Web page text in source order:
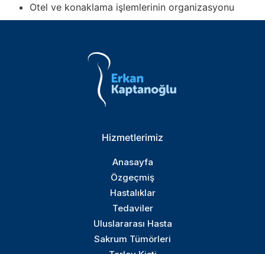
Otel ve konaklama işlemlerinin organizasyonu
Hizmetlerimiz
Anasayfa
Özgeçmiş
Hastalıklar
Tedaviler
Uluslararası Hasta
Sakrum Tümörleri